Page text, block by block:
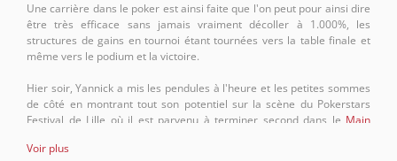
Une carrière dans le poker est ainsi faite que l'on peut pour ainsi dire
être très efficace sans jamais vraiment décoller à 1.000%, les
structures de gains en tournoi étant tournées vers la table finale et
même vers le podium et la victoire.
Hier soir, Yannick a mis les pendules à l'heure et les petites sommes
de côté en montrant tout son potentiel sur la scène du Pokerstars
Festival de Lille où il est parvenu à terminer second dans le Main
compté au total 627 entrées et 232 re-entry ! Dès lors, terminer
Voir plus